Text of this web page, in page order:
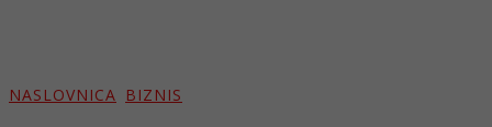
NASLOVNICA BIZNIS